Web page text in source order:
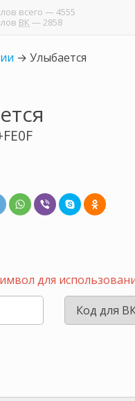
всего — 4555
ВК — 2858
→ Улыбается
для
Код для